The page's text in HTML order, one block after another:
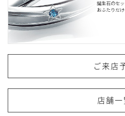
誕生石のセッ
おふたりだ
ご来店
店舗一